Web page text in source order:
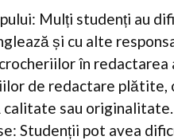
Mulți studenți au
și cu alte
în
de redactare plătite,
calitate sau originalitate.
Studenții pot avea